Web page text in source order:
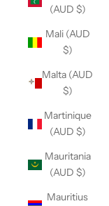
(AUD $)
Mali (AUD
$)
Malta (AUD
$)
Martinique
(AUD $)
Mauritania
(AUD $)
Mauritius